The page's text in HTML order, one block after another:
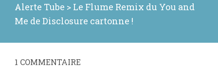
Article
suivant
Alerte Tube > Le Flume Remix du You and
Me de Disclosure cartonne !
1 COMMENTAIRE